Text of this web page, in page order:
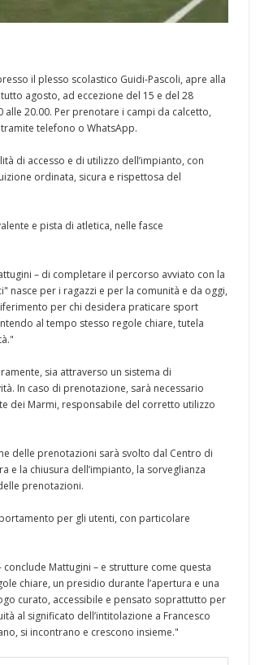
il plesso scolastico Guidi-Pascoli, apre alla
agosto, ad eccezione del 15 e del 28
20.00. Per prenotare i campi da calcetto,
telefono o WhatsApp.
di accesso e di utilizzo dell’impianto, con
ordinata, sicura e rispettosa del
e pista di atletica, nelle fasce
– di completare il percorso avviato con la
nasce per i ragazzi e per la comunità e da oggi,
per chi desidera praticare sport
al tempo stesso regole chiare, tutela
sia attraverso un sistema di
In caso di prenotazione, sarà necessario
dei Marmi, responsabile del corretto utilizzo
delle prenotazioni sarà svolto dal Centro di
e la chiusura dell’impianto, la sorveglianza
prenotazioni.
per gli utenti, con particolare
Mattugini – e strutture come questa
chiare, un presidio durante l’apertura e una
curato, accessibile e pensato soprattutto per
al significato dell’intitolazione a Francesco
si incontrano e crescono insieme."